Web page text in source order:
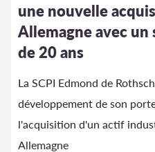
une nouvelle
Allemagne avec un
de 20 ans
La SCPI Edmond de
développement de son
l'acquisition d'un actif
Allemagne